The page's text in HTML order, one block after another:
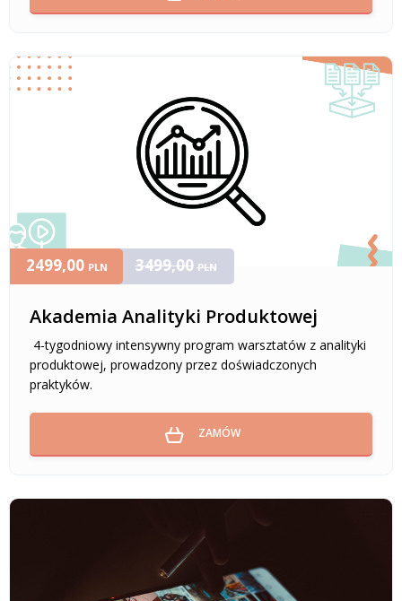
Akademia Analityki Produktowej
4-tygodniowy intensywny program warsztatów z analityki
produktowej, prowadzony przez doświadczonych
praktyków.
2499,00 PLN 3499,00 PLN
ZAMÓW